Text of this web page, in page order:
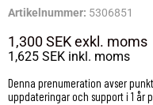
Artikelnummer: 5306851
1,300 SEKexkl. moms
1,625 SEK inkl. moms
Denna prenumeration avser
uppdateringar och support i 1 år